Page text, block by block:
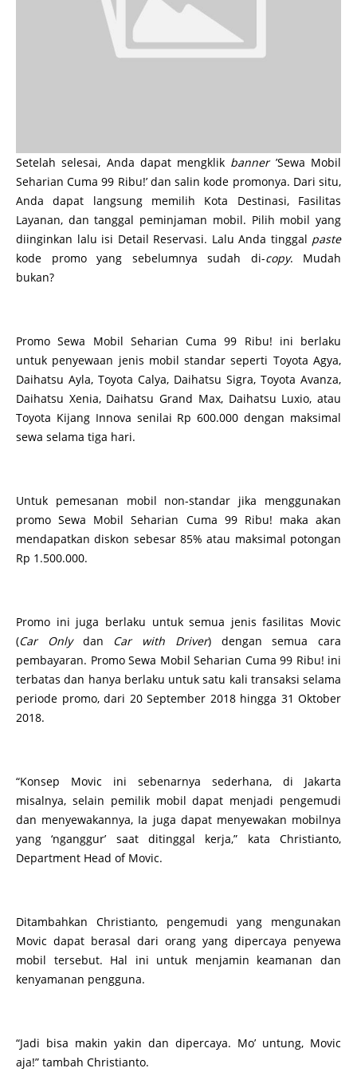
Setelah selesai, Anda dapat mengklik banner’Sewa Mobil
Seharian Cuma 99 Ribu!’ dan salin kode promonya. Dari situ,
Anda dapat langsung memilih Kota Destinasi, Fasilitas
Layanan, dan tanggal peminjaman mobil. Pilih mobil yang
diinginkan lalu isi Detail Reservasi. Lalu Anda tinggal paste
kode promo yang sebelumnya sudah di-copy. Mudah
bukan?
Promo Sewa Mobil Seharian Cuma 99 Ribu! ini berlaku
untuk penyewaan jenis mobil standar seperti Toyota Agya,
Daihatsu Ayla, Toyota Calya, Daihatsu Sigra, Toyota Avanza,
Daihatsu Xenia, Daihatsu Grand Max, Daihatsu Luxio, atau
Toyota Kijang Innova senilai Rp 600.000 dengan maksimal
sewa selama tiga hari.
Untuk pemesanan mobil non-standar jika menggunakan
promo Sewa Mobil Seharian Cuma 99 Ribu! maka akan
mendapatkan diskon sebesar 85% atau maksimal potongan
Rp 1.500.000.
Promo ini juga berlaku untuk semua jenis fasilitas Movic
(Car Onlydan Car with Driver) dengan semua cara
pembayaran. Promo Sewa Mobil Seharian Cuma 99 Ribu! ini
terbatas dan hanya berlaku untuk satu kali transaksi selama
periode promo, dari 20 September 2018 hingga 31 Oktober
2018.
“Konsep Movic ini sebenarnya sederhana, di Jakarta
misalnya, selain pemilik mobil dapat menjadi pengemudi
dan menyewakannya, Ia juga dapat menyewakan mobilnya
yang ‘nganggur’ saat ditinggal kerja,” kata Christianto,
Department Head of Movic.
Ditambahkan Christianto, pengemudi yang mengunakan
Movic dapat berasal dari orang yang dipercaya penyewa
mobil tersebut. Hal ini untuk menjamin keamanan dan
kenyamanan pengguna.
“Jadi bisa makin yakin dan dipercaya. Mo’ untung, Movic
aja!” tambah Christianto.